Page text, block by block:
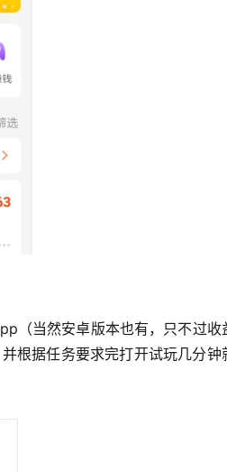
（当然安卓版本也有，只不过收
根据任务要求完打开试玩几分钟